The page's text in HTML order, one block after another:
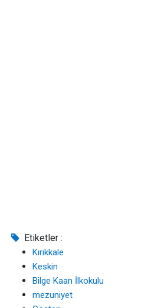
Etiketler :
Kırıkkale
Keskin
Bilge Kaan İlkokulu
mezuniyet